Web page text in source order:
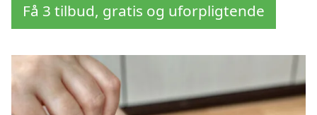
Få 3 tilbud, gratis og uforpligtende